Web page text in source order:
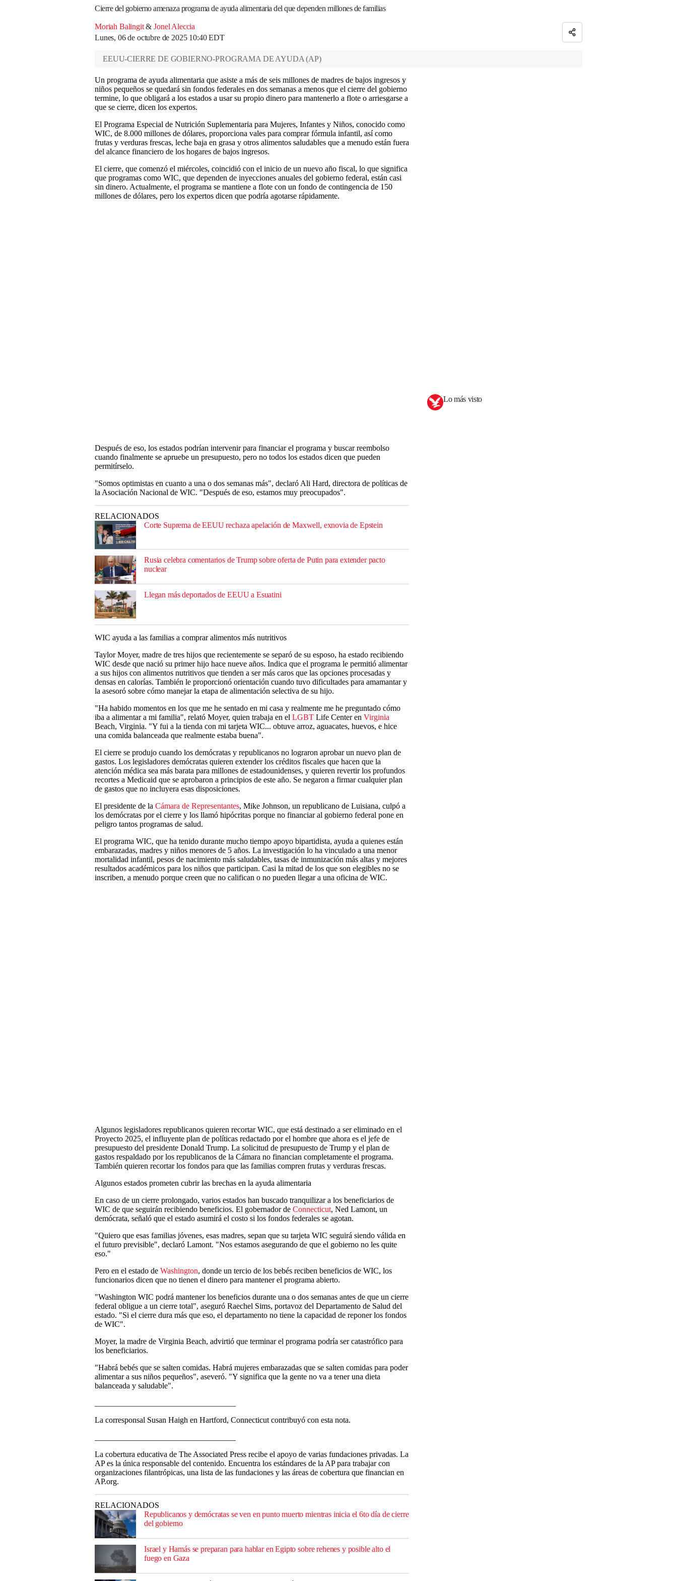
Cierre del gobierno amenaza programa de ayuda alimentaria del que dependen millones de familias
Moriah Balingit & Jonel Aleccia
Lunes, 06 de octubre de 2025 10:40 EDT
EEUU-CIERRE DE GOBIERNO-PROGRAMA DE AYUDA (AP)
Un programa de ayuda alimentaria que asiste a más de seis millones de madres de bajos ingresos y
niños pequeños se quedará sin fondos federales en dos semanas a menos que el cierre del gobierno
termine, lo que obligará a los estados a usar su propio dinero para mantenerlo a flote o arriesgarse a
que se cierre, dicen los expertos.
El Programa Especial de Nutrición Suplementaria para Mujeres, Infantes y Niños, conocido como
WIC, de 8.000 millones de dólares, proporciona vales para comprar fórmula infantil, así como
frutas y verduras frescas, leche baja en grasa y otros alimentos saludables que a menudo están fuera
del alcance financiero de los hogares de bajos ingresos.
El cierre, que comenzó el miércoles, coincidió con el inicio de un nuevo año fiscal, lo que significa
que programas como WIC, que dependen de inyecciones anuales del gobierno federal, están casi
sin dinero. Actualmente, el programa se mantiene a flote con un fondo de contingencia de 150
millones de dólares, pero los expertos dicen que podría agotarse rápidamente.
Después de eso, los estados podrían intervenir para financiar el programa y buscar reembolso
cuando finalmente se apruebe un presupuesto, pero no todos los estados dicen que pueden
permitírselo.
"Somos optimistas en cuanto a una o dos semanas más", declaró Ali Hard, directora de políticas de
la Asociación Nacional de WIC. "Después de eso, estamos muy preocupados".
RELACIONADOS
Corte Suprema de EEUU rechaza apelación de Maxwell, exnovia de Epstein
Rusia celebra comentarios de Trump sobre oferta de Putin para extender pacto
nuclear
Llegan más deportados de EEUU a Esuatini
WIC ayuda a las familias a comprar alimentos más nutritivos
Taylor Moyer, madre de tres hijos que recientemente se separó de su esposo, ha estado recibiendo
WIC desde que nació su primer hijo hace nueve años. Indica que el programa le permitió alimentar
a sus hijos con alimentos nutritivos que tienden a ser más caros que las opciones procesadas y
densas en calorías. También le proporcionó orientación cuando tuvo dificultades para amamantar y
la asesoró sobre cómo manejar la etapa de alimentación selectiva de su hijo.
"Ha habido momentos en los que me he sentado en mi casa y realmente me he preguntado cómo
iba a alimentar a mi familia", relató Moyer, quien trabaja en el LGBT Life Center en Virginia
Beach, Virginia. "Y fui a la tienda con mi tarjeta WIC... obtuve arroz, aguacates, huevos, e hice
una comida balanceada que realmente estaba buena".
El cierre se produjo cuando los demócratas y republicanos no lograron aprobar un nuevo plan de
gastos. Los legisladores demócratas quieren extender los créditos fiscales que hacen que la
atención médica sea más barata para millones de estadounidenses, y quieren revertir los profundos
recortes a Medicaid que se aprobaron a principios de este año. Se negaron a firmar cualquier plan
de gastos que no incluyera esas disposiciones.
El presidente de la Cámara de Representantes, Mike Johnson, un republicano de Luisiana, culpó a
los demócratas por el cierre y los llamó hipócritas porque no financiar al gobierno federal pone en
peligro tantos programas de salud.
El programa WIC, que ha tenido durante mucho tiempo apoyo bipartidista, ayuda a quienes están
embarazadas, madres y niños menores de 5 años. La investigación lo ha vinculado a una menor
mortalidad infantil, pesos de nacimiento más saludables, tasas de inmunización más altas y mejores
resultados académicos para los niños que participan. Casi la mitad de los que son elegibles no se
inscriben, a menudo porque creen que no califican o no pueden llegar a una oficina de WIC.
Algunos legisladores republicanos quieren recortar WIC, que está destinado a ser eliminado en el
Proyecto 2025, el influyente plan de políticas redactado por el hombre que ahora es el jefe de
presupuesto del presidente Donald Trump. La solicitud de presupuesto de Trump y el plan de
gastos respaldado por los republicanos de la Cámara no financian completamente el programa.
También quieren recortar los fondos para que las familias compren frutas y verduras frescas.
Algunos estados prometen cubrir las brechas en la ayuda alimentaria
En caso de un cierre prolongado, varios estados han buscado tranquilizar a los beneficiarios de
WIC de que seguirán recibiendo beneficios. El gobernador de Connecticut, Ned Lamont, un
demócrata, señaló que el estado asumirá el costo si los fondos federales se agotan.
"Quiero que esas familias jóvenes, esas madres, sepan que su tarjeta WIC seguirá siendo válida en
el futuro previsible", declaró Lamont. "Nos estamos asegurando de que el gobierno no les quite
eso."
Pero en el estado de Washington, donde un tercio de los bebés reciben beneficios de WIC, los
funcionarios dicen que no tienen el dinero para mantener el programa abierto.
"Washington WIC podrá mantener los beneficios durante una o dos semanas antes de que un cierre
federal obligue a un cierre total", aseguró Raechel Sims, portavoz del Departamento de Salud del
estado. "Si el cierre dura más que eso, el departamento no tiene la capacidad de reponer los fondos
de WIC".
Moyer, la madre de Virginia Beach, advirtió que terminar el programa podría ser catastrófico para
los beneficiarios.
"Habrá bebés que se salten comidas. Habrá mujeres embarazadas que se salten comidas para poder
alimentar a sus niños pequeños", aseveró. "Y significa que la gente no va a tener una dieta
balanceada y saludable".
La corresponsal Susan Haigh en Hartford, Connecticut contribuyó con esta nota.
La cobertura educativa de The Associated Press recibe el apoyo de varias fundaciones privadas. La
AP es la única responsable del contenido. Encuentra los estándares de la AP para trabajar con
organizaciones filantrópicas, una lista de las fundaciones y las áreas de cobertura que financian en
AP.org.
RELACIONADOS
Republicanos y demócratas se ven en punto muerto mientras inicia el 6to día de cierre
del gobierno
Israel y Hamás se preparan para hablar en Egipto sobre rehenes y posible alto el
fuego en Gaza
Lo más visto